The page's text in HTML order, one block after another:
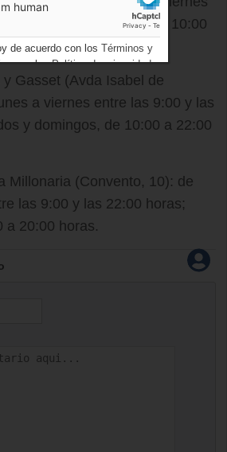
21:00 horas; sábados, de 10:00
Gasset (Avda Isabel de
a viernes entre las 9:00 y las
y domingos, de 10:00 a 22:00
Millonaria (Convento, 10): de
las 9:00 y las 22:00 horas;
a 20:00 horas.
de acuerdo con los Términos y
y losPolítica de privacidad